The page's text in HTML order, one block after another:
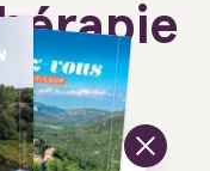
voyage